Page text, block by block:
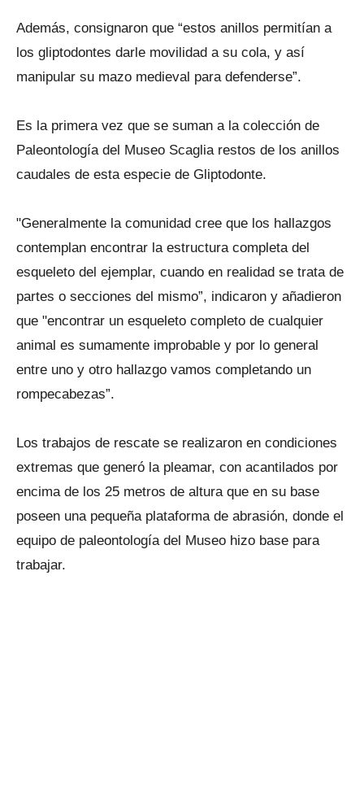
Además, consignaron que “estos anillos permitían a
los gliptodontes darle movilidad a su cola, y así
manipular su mazo medieval para defenderse”.
Es la primera vez que se suman a la colección de
Paleontología del Museo Scaglia restos de los anillos
caudales de esta especie de Gliptodonte.
"Generalmente la comunidad cree que los hallazgos
contemplan encontrar la estructura completa del
esqueleto del ejemplar, cuando en realidad se trata de
partes o secciones del mismo”, indicaron y añadieron
que "encontrar un esqueleto completo de cualquier
animal es sumamente improbable y por lo general
entre uno y otro hallazgo vamos completando un
rompecabezas”.
Los trabajos de rescate se realizaron en condiciones
extremas que generó la pleamar, con acantilados por
encima de los 25 metros de altura que en su base
poseen una pequeña plataforma de abrasión, donde el
equipo de paleontología del Museo hizo base para
trabajar.